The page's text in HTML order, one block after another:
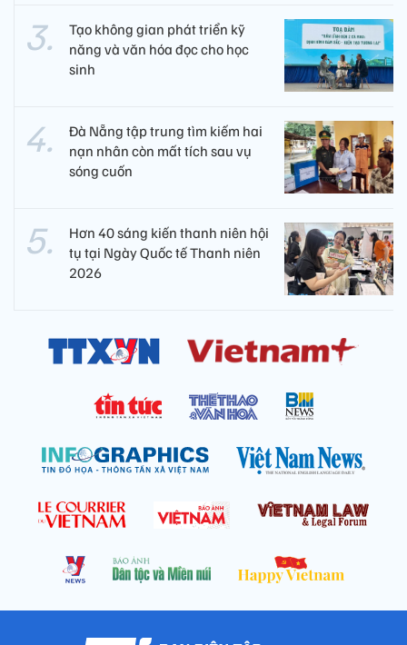
Tạo không gian phát triển kỹ
năng và văn hóa đọc cho học
sinh
Đà Nẵng tập trung tìm kiếm hai
nạn nhân còn mất tích sau vụ
sóng cuốn
Hơn 40 sáng kiến thanh niên hội
tụ tại Ngày Quốc tế Thanh niên
2026